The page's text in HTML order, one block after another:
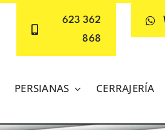
623 362
868
PERSIANAS CERRAJERÍA